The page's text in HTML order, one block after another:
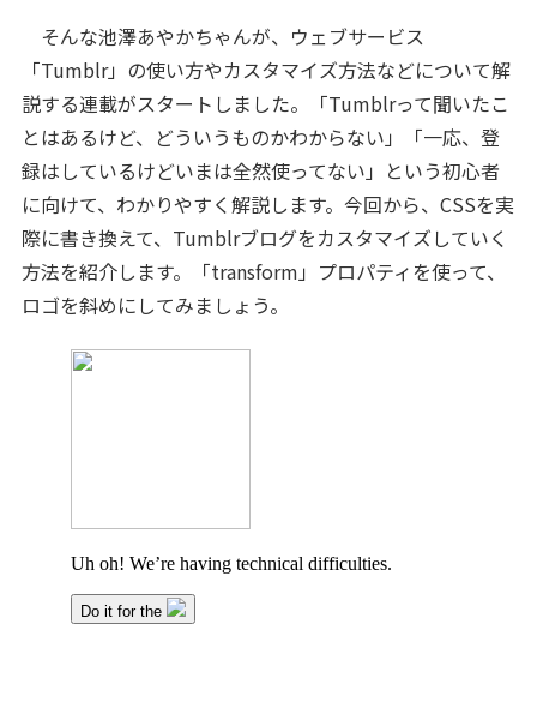
そんな池澤あやかちゃんが、ウェブサービス
「Tumblr」の使い方やカスタマイズ方法などについて解
説する連載がスタートしました。「Tumblrって聞いたこ
とはあるけど、どういうものかわからない」「一応、登
録はしているけどいまは全然使ってない」という初心者
に向けて、わかりやすく解説します。今回から、CSSを実
際に書き換えて、Tumblrブログをカスタマイズしていく
方法を紹介します。「transform」プロパティを使って、
ロゴを斜めにしてみましょう。